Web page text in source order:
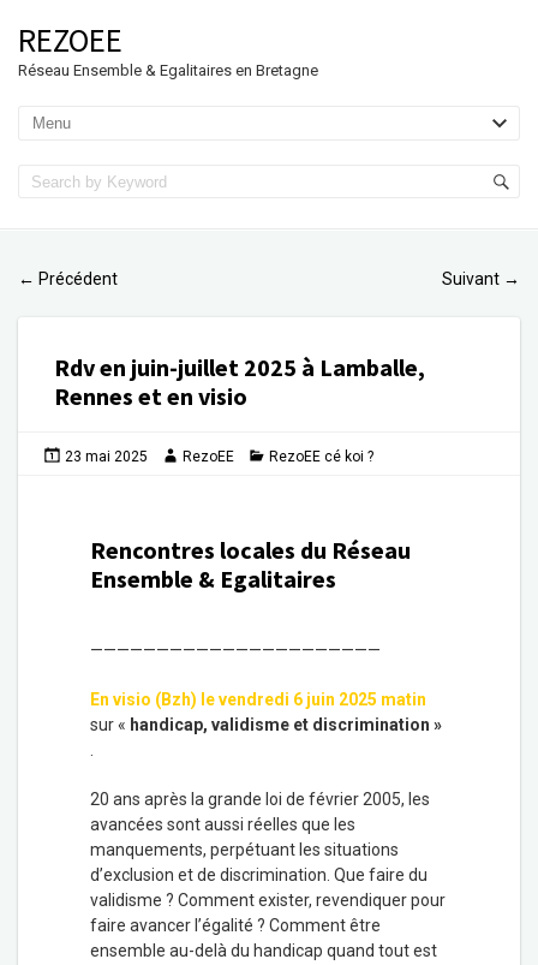
REZOEE
Réseau Ensemble & Egalitaires en Bretagne
← Précédent Suivant →
Rdv en juin-juillet 2025 à Lamballe,
Rennes et en visio
23 mai 2025 RezoEE RezoEE cé koi ?
Rencontres locales du Réseau
Ensemble & Egalitaires
——————————————————————
En visio (Bzh) le vendredi 6 juin 2025 matin
sur « handicap, validisme et discrimination »
20 ans après la grande loi de février 2005, les
avancées sont aussi réelles que les
manquements, perpétuant les situations
d’exclusion et de discrimination. Que faire du
validisme ? Comment exister, revendiquer pour
faire avancer l’égalité ? Comment être
ensemble au-delà du handicap quand tout est